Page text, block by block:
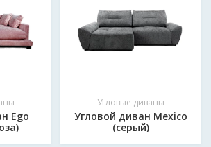
Ego
Угловые диваны
Угловой диван Mexico
(серый)